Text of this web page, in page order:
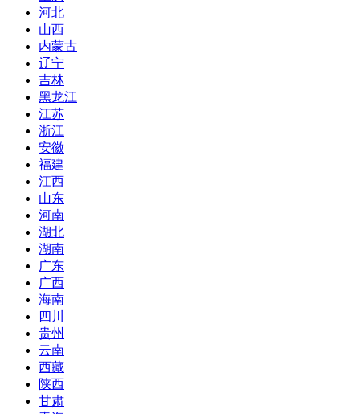
河北
山西
内蒙古
辽宁
吉林
黑龙江
江苏
浙江
安徽
福建
江西
山东
河南
湖北
湖南
广东
广西
海南
四川
贵州
云南
西藏
陕西
甘肃